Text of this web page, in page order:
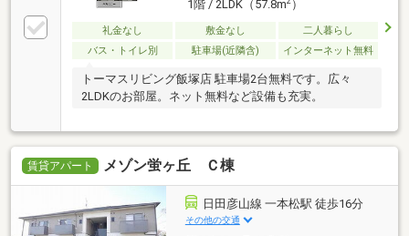
1階 / 2LDK（57.8m ）
礼金なし 敷金なし
二人暮らし
バス・トイレ別
駐車場(近隣含) インターネット無料
トーマスリビング飯塚店 駐車場2台無料です。広々
2LDKのお部屋。ネット無料など設備も充実。
賃貸アパート メゾン蛍ヶ丘 Ｃ棟
日田彦山線 一本松駅 徒歩16分
その他の交通